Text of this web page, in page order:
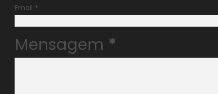
Email *
Mensagem *